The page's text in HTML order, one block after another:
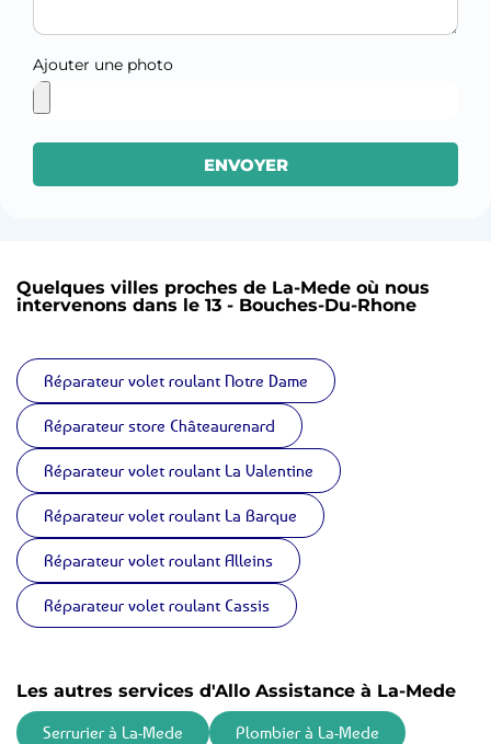
Ajouter une photo
ENVOYER
Quelques villes proches de La-Mede où nous
intervenons dans le 13 - Bouches-Du-Rhone
Réparateur volet roulant Notre Dame
Réparateur store Châteaurenard
Réparateur volet roulant La Valentine
Réparateur volet roulant La Barque
Réparateur volet roulant Alleins
Réparateur volet roulant Cassis
Les autres services d'Allo Assistance à La-Mede
Serrurier à La-Mede Plombier à La-Mede